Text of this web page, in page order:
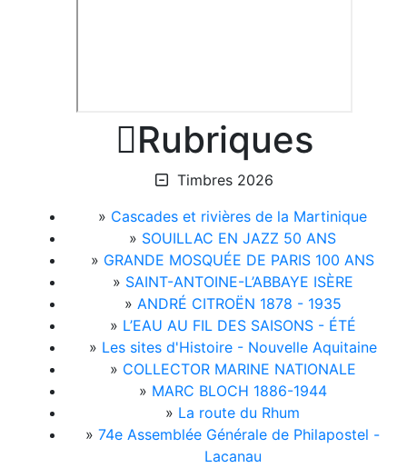
Rubriques
Timbres 2026
» Cascades et rivières de la Martinique
» SOUILLAC EN JAZZ 50 ANS
» GRANDE MOSQUÉE DE PARIS 100 ANS
» SAINT-ANTOINE-L’ABBAYE ISÈRE
» ANDRÉ CITROËN 1878 - 1935
» L’EAU AU FIL DES SAISONS - ÉTÉ
» Les sites d'Histoire - Nouvelle Aquitaine
» COLLECTOR MARINE NATIONALE
» MARC BLOCH 1886-1944
» La route du Rhum
» 74e Assemblée Générale de Philapostel -
Lacanau